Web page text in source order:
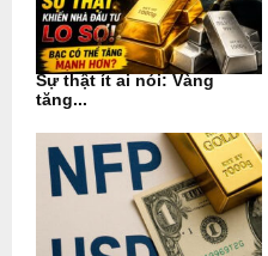
Sự thật ít ai nói: Vàng
tăng...